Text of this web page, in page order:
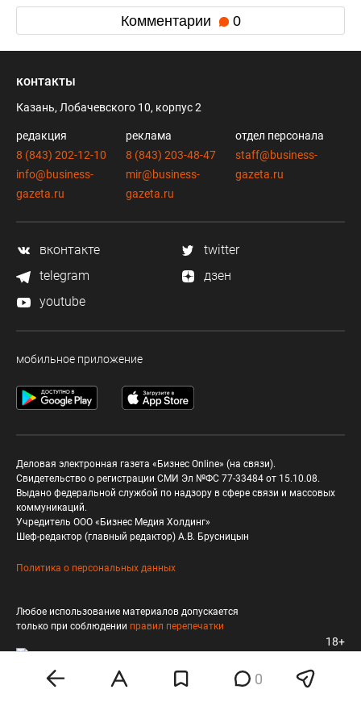
Комментарии 0
0
контакты
Казань, Лобачевского 10, корпус 2
редакция
8 (843) 202-12-10
info@business-
gazeta.ru
реклама
8 (843) 203-48-47
mir@business-
gazeta.ru
отдел персонала
staff@business-
gazeta.ru
вконтакте
twitter
telegram
дзен
youtube
мобильное приложение
Деловая электронная газета «Бизнес Online» (на связи).
Свидетельство о регистрации СМИ Эл №ФС 77-33484 от 15.10.08.
Выдано федеральной службой по надзору в сфере связи и массовых
коммуникаций.
Учредитель ООО «Бизнес Медия Холдинг»
Шеф-редактор (главный редактор) А.В. Брусницын
Политика о персональных данных
Любое использование материалов допускается
только при соблюдении правил перепечатки
18+